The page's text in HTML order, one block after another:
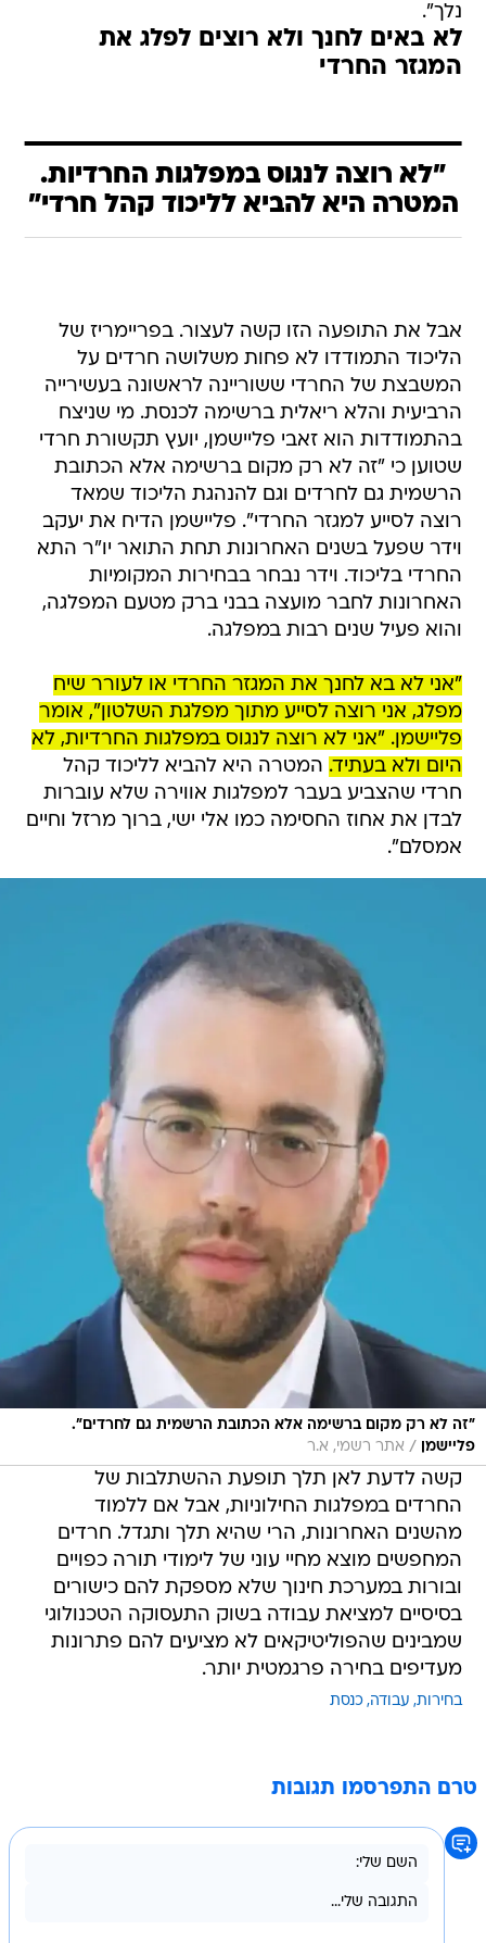
נלך".
לא באים לחנך ולא רוצים לפלג את
המגזר החרדי
"לא רוצה לנגוס במפלגות החרדיות.
המטרה היא להביא לליכוד קהל חרדי"
אבל את התופעה הזו קשה לעצור. בפריימריז של
הליכוד התמודדו לא פחות משלושה חרדים על
המשבצת של החרדי ששוריינה לראשונה בעשירייה
הרביעית והלא ריאלית ברשימה לכנסת. מי שניצח
בהתמודדות הוא זאבי פליישמן, יועץ תקשורת חרדי
שטוען כי "זה לא רק מקום ברשימה אלא הכתובת
הרשמית גם לחרדים וגם להנהגת הליכוד שמאד
רוצה לסייע למגזר החרדי". פליישמן הדיח את יעקב
וידר שפעל בשנים האחרונות תחת התואר יו"ר התא
החרדי בליכוד. וידר נבחר בבחירות המקומיות
האחרונות לחבר מועצה בבני ברק מטעם המפלגה,
והוא פעיל שנים רבות במפלגה.
"אני לא בא לחנך את המגזר החרדי או לעורר שיח
מפלג, אני רוצה לסייע מתוך מפלגת השלטון", אומר
פליישמן. "אני לא רוצה לנגוס במפלגות החרדיות, לא
היום ולא בעתיד. המטרה היא להביא לליכוד קהל
חרדי שהצביע בעבר למפלגות אווירה שלא עוברות
לבדן את אחוז החסימה כמו אלי ישי, ברוך מרזל וחיים
אמסלם".
"זה לא רק מקום ברשימה אלא הכתובת הרשמית גם לחרדים".
פליישמן
/ אתר רשמי, א.ר
קשה לדעת לאן תלך תופעת ההשתלבות של
החרדים במפלגות החילוניות, אבל אם ללמוד
מהשנים האחרונות, הרי שהיא תלך ותגדל. חרדים
המחפשים מוצא מחיי עוני של לימודי תורה כפויים
ובורות במערכת חינוך שלא מספקת להם כישורים
בסיסיים למציאת עבודה בשוק התעסוקה הטכנולוגי
שמבינים שהפוליטיקאים לא מציעים להם פתרונות
מעדיפים בחירה פרגמטית יותר.
בחירות עבודה כנסת
טרם התפרסמו תגובות